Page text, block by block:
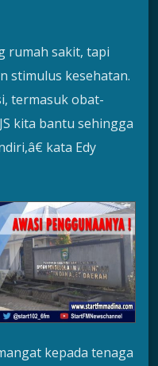
rumah sakit, tapi
stimulus kesehatan.
termasuk obat-
kita bantu sehingga
kata Edy
kepada tenaga